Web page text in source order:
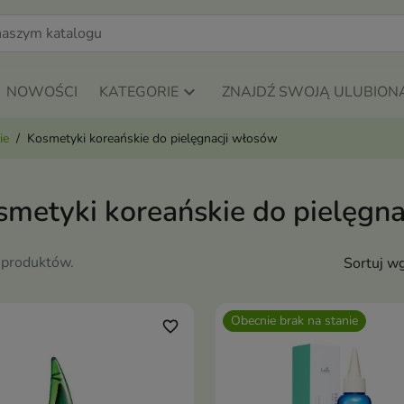
NOWOŚCI KATEGORIE ZNAJDŹ SWOJĄ
Kosmetyki koreańskie do pielęgnacji włosów
koreańskie do
Sortuj
favorite_border Obecnie brak na stanie